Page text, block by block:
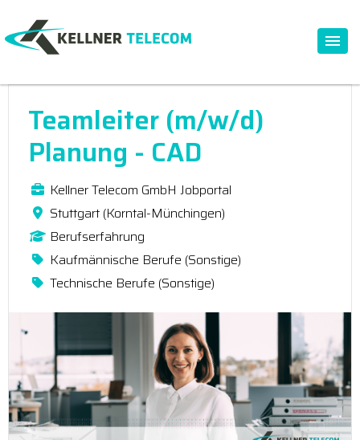
Teamleiter (m/w/d)
Planung - CAD
Kellner Telecom GmbH Jobportal
Stuttgart (Korntal-Münchingen)
Berufserfahrung
Kaufmännische Berufe (Sonstige)
Technische Berufe (Sonstige)